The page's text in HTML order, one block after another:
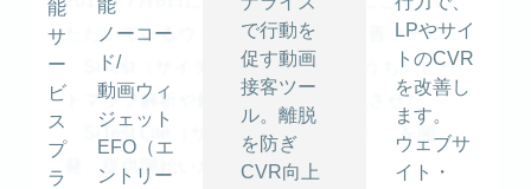
能
サ
ー
ビ
ス
プ
ラ
能
ノーコー
ド/
動画ウィ
ジェット
EFO（エ
ントリー
で行動を
促す動画
接客ツー
ル。離脱
を防ぎ
CVR向上
LPやサイ
トのCVR
を改善し
ます。
ウェブサ
イト・
ただいているウェブサイト解析・改善ツール
「SiTest（サイテスト）」の機能のうち、ヒー
トマップ解析や録画再生機能に特化させた
「SiTest Lite（サイテスト・ライト）」を開
発、提供開始いたしました。